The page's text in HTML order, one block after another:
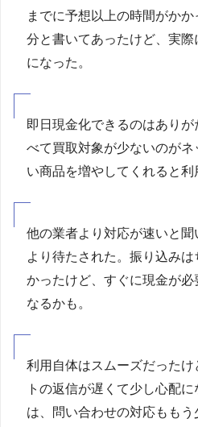
までに予想以上の時間がか
分と書いてあったけど、実際
になった。
即日現金化できるのはあり
べて買取対象が少ないのが
い商品を増やしてくれると利
他の業者より対応が速いと
より待たされた。振り込み
かったけど、すぐに現金が
なるかも。
利用自体はスムーズだった
トの返信が遅くて少し心配
は、問い合わせの対応もも